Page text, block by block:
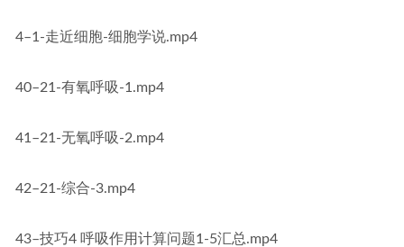
4–1-走近细胞-细胞学说.mp4
40–21-有氧呼吸-1.mp4
41–21-无氧呼吸-2.mp4
42–21-综合-3.mp4
43–技巧4 呼吸作用计算问题1-5汇总.mp4